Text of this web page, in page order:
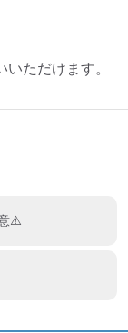
ただけます。
⚠️